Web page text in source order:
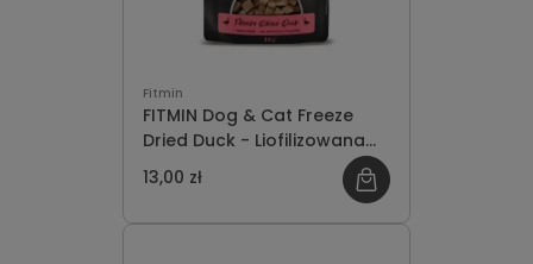
Fitmin
FITMIN Dog & Cat Freeze
Dried Duck - Liofilizowana
kaczka 30g
13,00 zł